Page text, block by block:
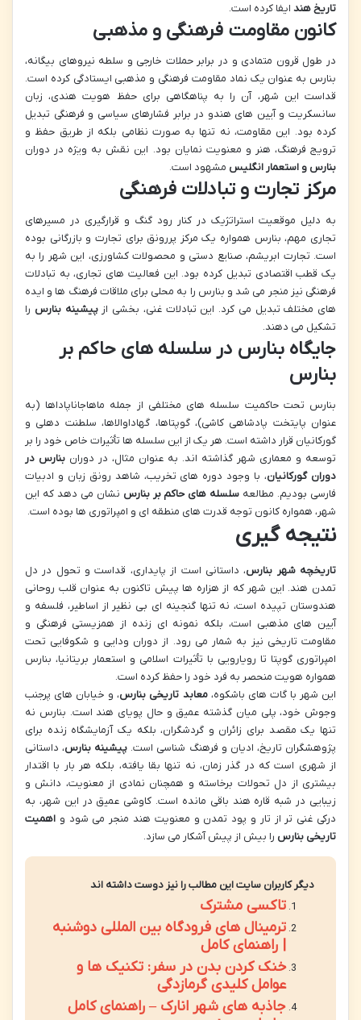
تاریخ هند ایفا کرده است.
کانون مقاومت فرهنگی و مذهبی
در طول قرون متمادی و در برابر حملات خارجی و سلطه نیروهای بیگانه،
بنارس به عنوان یک نماد مقاومت فرهنگی و مذهبی ایستادگی کرده است.
قداست این شهر، آن را به پناهگاهی برای حفظ هویت هندی، زبان
سانسکریت و آیین های هندو در برابر فشارهای سیاسی و فرهنگی تبدیل
کرده بود. این مقاومت، نه تنها به صورت نظامی بلکه از طریق حفظ و
ترویج فرهنگ، هنر و معنویت نمایان بود. این نقش به ویژه در دوران
بنارس و استعمار انگلیس مشهود است.
مرکز تجارت و تبادلات فرهنگی
به دلیل موقعیت استراتژیک در کنار رود گنگ و قرارگیری در مسیرهای
تجاری مهم، بنارس همواره یک مرکز پررونق برای تجارت و بازرگانی بوده
است. تجارت ابریشم، صنایع دستی و محصولات کشاورزی، این شهر را به
یک قطب اقتصادی تبدیل کرده بود. این فعالیت های تجاری، به تبادلات
فرهنگی نیز منجر می شد و بنارس را به محلی برای ملاقات فرهنگ ها و ایده
های مختلف تبدیل می کرد. این تبادلات غنی، بخشی ازپیشینه بنارس را
تشکیل می دهند.
جایگاه بنارس در سلسله های حاکم بر
بنارس
بنارس تحت حاکمیت سلسله های مختلفی از جمله ماهاجاناپاداها (به
عنوان پایتخت پادشاهی کاشی)، گوپتاها، گهاداوالاها، سلطنت دهلی و
گورکانیان قرار داشته است. هر یک از این سلسله ها تأثیرات خاص خود را بر
توسعه و معماری شهر گذاشته اند. به عنوان مثال، در دوران بنارس در
دوران گورکانیان، با وجود دوره های تخریب، شاهد رونق زبان و ادبیات
فارسی بودیم. مطالعه سلسله های حاکم بر بنارس نشان می دهد که این
شهر، همواره کانون توجه قدرت های منطقه ای و امپراتوری ها بوده است.
نتیجه گیری
تاریخچه شهر بنارس، داستانی است از پایداری، قداست و تحول در دل
تمدن هند. این شهر که از هزاره ها پیش تاکنون به عنوان قلب روحانی
هندوستان تپیده است، نه تنها گنجینه ای بی نظیر از اساطیر، فلسفه و
آیین های مذهبی است، بلکه نمونه ای زنده از همزیستی فرهنگی و
مقاومت تاریخی نیز به شمار می رود. از دوران ودایی و شکوفایی تحت
امپراتوری گوپتا تا رویارویی با تأثیرات اسلامی و استعمار بریتانیا، بنارس
همواره هویت منحصر به فرد خود را حفظ کرده است.
این شهر با گات های باشکوه،معابد تاریخی بنارس، و خیابان های پرجنب
وجوش خود، پلی میان گذشته عمیق و حال پویای هند است. بنارس نه
تنها یک مقصد برای زائران و گردشگران، بلکه یک آزمایشگاه زنده برای
پژوهشگران تاریخ، ادیان و فرهنگ شناسی است. پیشینه بنارس، داستانی
از شهری است که در گذر زمان، نه تنها بقا یافته، بلکه هر بار با اقتدار
بیشتری از دل تحولات برخاسته و همچنان نمادی از معنویت، دانش و
زیبایی در شبه قاره هند باقی مانده است. کاوشی عمیق در این شهر، به
درکی غنی تر از تار و پود تمدن و معنویت هند منجر می شود و اهمیت
تاریخی بنارس را بیش از پیش آشکار می سازد.
دیگر کاربران سایت این مطالب را نیز دوست داشته اند
تاکسی مشترک
ترمینال های فرودگاه بین المللی دوشنبه
| راهنمای کامل
خنک کردن بدن در سفر: تکنیک ها و
عوامل کلیدی گرمازدگی
جاذبه های شهر انارک – راهنمای کامل